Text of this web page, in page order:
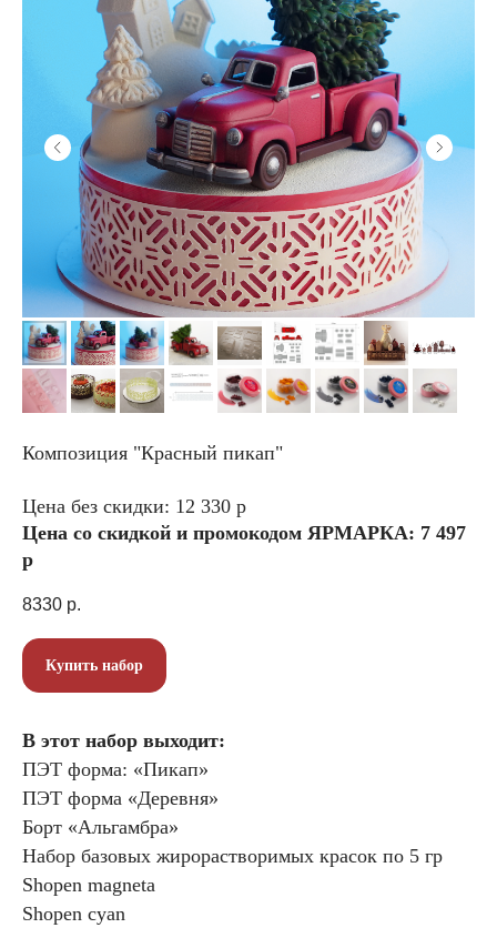
Композиция "Красный пикап"
Цена без скидки: 12 330 р
Цена со скидкой и промокодом ЯРМАРКА: 7 497
р
8330 р.
Купить набор
В этот набор выходит:
ПЭТ форма: «Пикап»
ПЭТ форма «Деревня»
Борт «Альгамбра»
Набор базовых жирорастворимых красок по 5 гр
Shopen magneta
Shopen cyan